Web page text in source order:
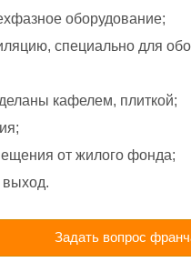
оборудование;
специально для
кафелем, плиткой;
от жилого фонда;
Задать вопрос